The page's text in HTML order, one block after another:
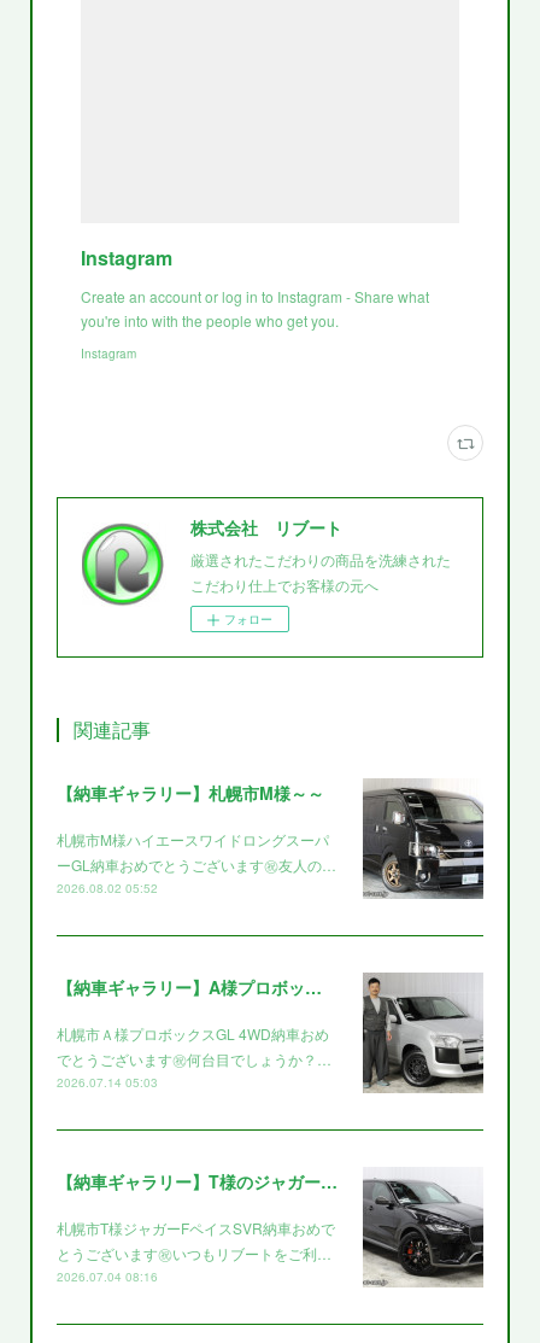
Instagram
Create an account or log in to Instagram - Share what
you're into with the people who get you.
Instagram
株式会社 リブート
厳選されたこだわりの商品を洗練された
こだわり仕上でお客様の元へ
フォロー
関連記事
【納車ギャラリー】札幌市M様～～
札幌市M様ハイエースワイドロングスーパ
ーGL納車おめでとうございます㊗️友人の…
2026.08.02 05:52
【納車ギャラリー】A様プロボックス～～
札幌市Ａ様プロボックスGL 4WD納車おめ
でとうございます㊗️何台目でしょうか？…
2026.07.14 05:03
【納車ギャラリー】T様のジャガー～～
札幌市T様ジャガーFペイスSVR納車おめで
とうございます㊗️いつもリブートをご利…
2026.07.04 08:16